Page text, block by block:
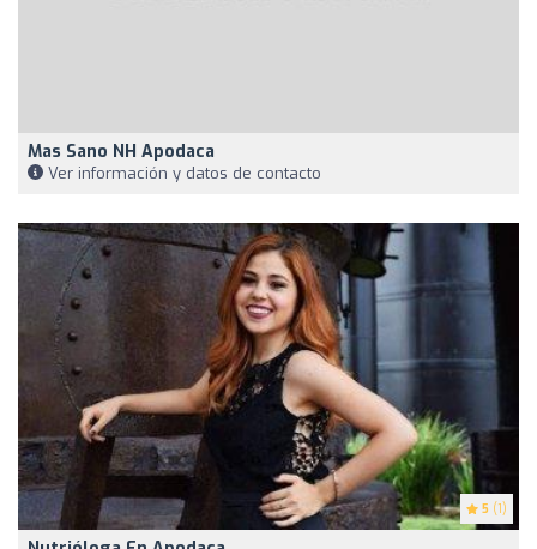
Mas Sano NH Apodaca
Ver información y datos de contacto
5 (1)